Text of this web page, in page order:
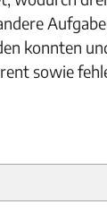
konnten
sowie